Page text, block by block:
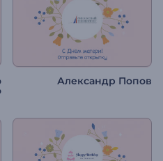
Александр Попов